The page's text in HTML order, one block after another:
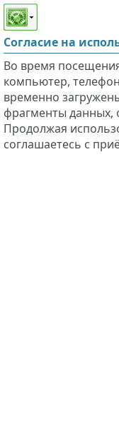
Этот сайт
слабовидящих
Согласие на
Во время
компьютер,
временно
фрагменты данных,
Продолжая
соглашаетесь с